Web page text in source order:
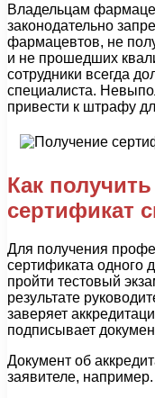
Владельцам
законодательно
фармацевтов, не
и не прошедших
сотрудники всегда
специалиста.
привести к штрафу
Как
сертификат
Для получения
сертификата одного
пройти тестовый
результате
заверяет
подписывает
Документ об
заявителе, например.